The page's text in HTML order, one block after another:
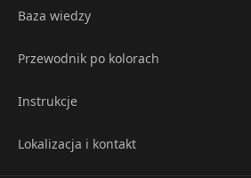
Baza wiedzy
Przewodnik po kolorach
Instrukcje
Lokalizacja i kontakt